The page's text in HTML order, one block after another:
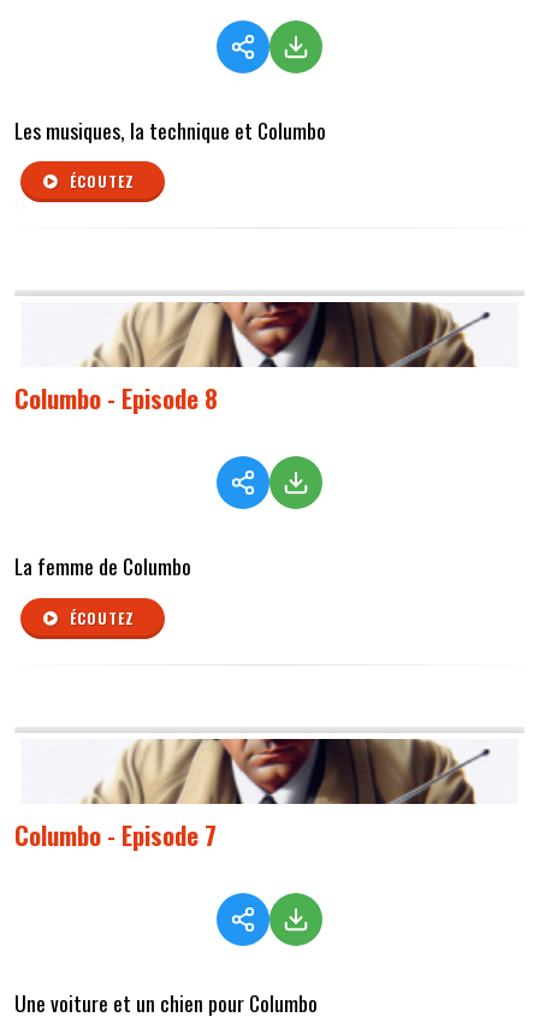
Les musiques, la technique et Columbo
ÉCOUTEZ
Columbo - Episode 8
La femme de Columbo
ÉCOUTEZ
Columbo - Episode 7
Une voiture et un chien pour Columbo